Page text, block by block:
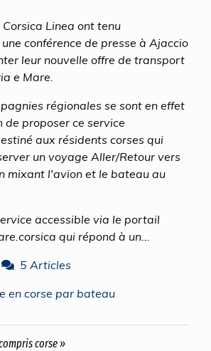
Linea ont tenu
conférence de presse à Ajaccio
leur nouvelle offre de transport
e Mare.
régionales se sont en effet
de proposer ce service
aux résidents corses qui
un voyage Aller/Retour vers
mixant l'avion et le bateau au
accessible via le portail
qui répond à un...
5 Articles
en corse par bateau
corse »